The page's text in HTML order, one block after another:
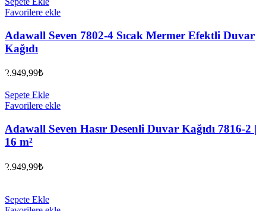
Favorilere ekle
Adawall Seven 7802-4 Sıcak Mermer Efektli Duvar
Kağıdı
2.949,99₺
Sepete Ekle
Favorilere ekle
Adawall Seven Hasır Desenli Duvar Kağıdı 7816-2 |
16 m²
2.949,99₺
Sepete Ekle